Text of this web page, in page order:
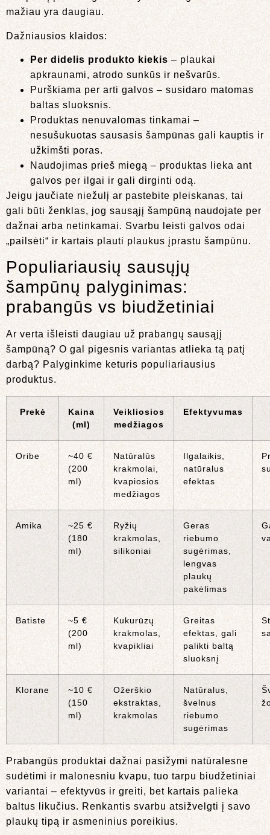
mažiau yra daugiau.
Dažniausios klaidos:
Per didelis produkto kiekis – plaukai
apkraunami, atrodo sunkūs ir nešvarūs.
Purškiama per arti galvos – susidaro matomas
baltas sluoksnis.
Produktas nenuvalomas tinkamai –
nesušukuotas sausasis šampūnas gali kauptis ir
užkimšti poras.
Naudojimas prieš miegą – produktas lieka ant
galvos per ilgai ir gali dirginti odą.
Jeigu jaučiate niežulį ar pastebite pleiskanas, tai
gali būti ženklas, jog sausąjį šampūną naudojate per
dažnai arba netinkamai. Svarbu leisti galvos odai
„pailsėti“ ir kartais plauti plaukus įprastu šampūnu.
Populiariausių sausųjų
šampūnų palyginimas:
prabangūs vs biudžetiniai
Ar verta išleisti daugiau už prabangų sausąjį
šampūną? O gal pigesnis variantas atlieka tą patį
darbą? Palyginkime keturis populiariausius
produktus.
Prekė
Kaina
(ml)
Veikliosios
medžiagos
Efektyvumas
Oribe
~40 €
(200
ml)
Natūralūs
krakmolai,
kvapiosios
medžiagos
Ilgalaikis,
natūralus
efektas
Amika
~25 €
(180
ml)
Ryžių
krakmolas,
silikoniai
Geras
riebumo
sugėrimas,
lengvas
plaukų
pakėlimas
Batiste
~5 €
(200
ml)
Kukurūzų
krakmolas,
kvapikliai
Greitas
efektas, gali
palikti baltą
sluoksnį
Klorane
~10 €
(150
ml)
Ožerškio
ekstraktas,
krakmolas
Natūralus,
švelnus
riebumo
sugėrimas
Prabangūs produktai dažnai pasižymi natūralesne
sudėtimi ir malonesniu kvapu, tuo tarpu biudžetiniai
variantai – efektyvūs ir greiti, bet kartais palieka
baltus likučius. Renkantis svarbu atsižvelgti į savo
plaukų tipą ir asmeninius poreikius.